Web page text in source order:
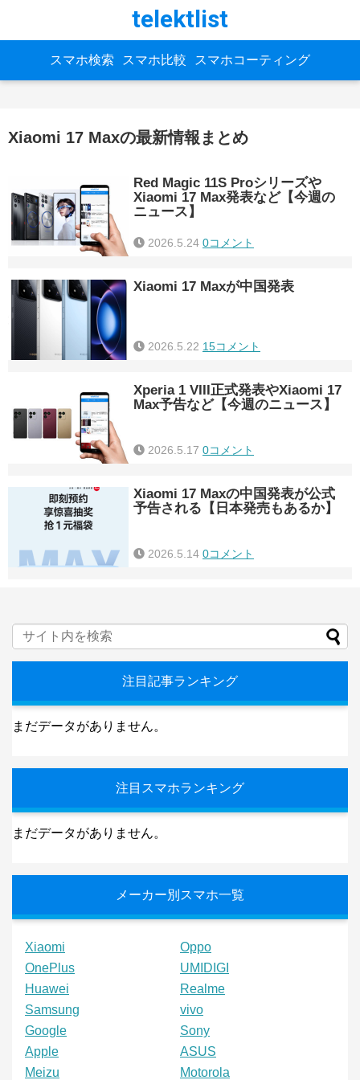
telektlist
スマホ検索 スマホ比較 スマホコーティング
Xiaomi 17 Maxの最新情報まとめ
Red Magic 11S Proシリーズや
Xiaomi 17 Max発表など【今週の
ニュース】
2026.5.24 0コメント
Xiaomi 17 Maxが中国発表
2026.5.22 15コメント
Xperia 1 VIII正式発表やXiaomi 17
Max予告など【今週のニュース】
2026.5.17 0コメント
Xiaomi 17 Maxの中国発表が公式
予告される【日本発売もあるか】
2026.5.14 0コメント
注目記事ランキング
まだデータがありません。
注目スマホランキング
まだデータがありません。
メーカー別スマホ一覧
Xiaomi
Oppo
OnePlus
UMIDIGI
Huawei
Realme
Samsung
vivo
Google
Sony
Apple
ASUS
Meizu
Motorola